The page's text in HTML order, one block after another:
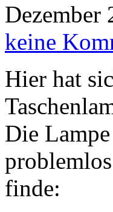
Dezember
keine
Hier hat
Die
finde: